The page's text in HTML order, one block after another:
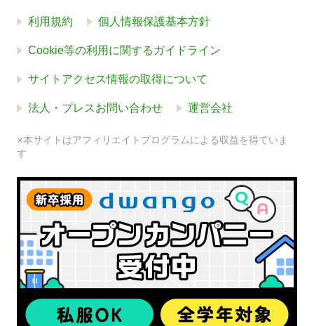
利用規約 個人情報保護基本方針
Cookie等の利用に関するガイドライン
サイトアクセス情報の取得について
法人・プレスお問い合わせ 運営会社
※本サイトはアフィリエイトプログラムによる収益を得ていま
す